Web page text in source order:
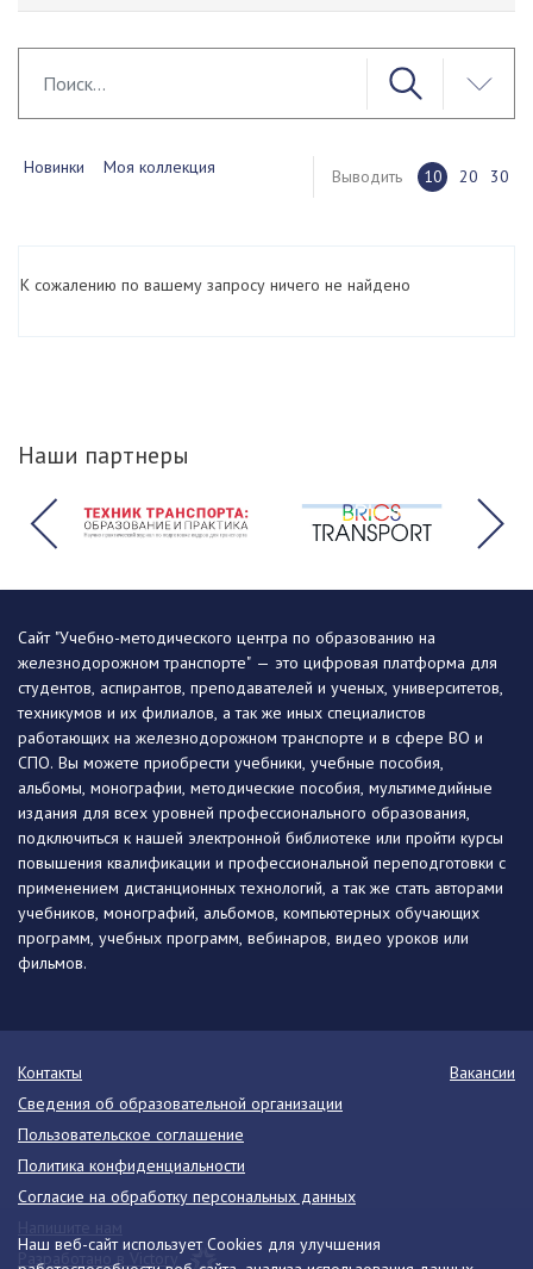
Новинки Моя коллекция Выводить 10 20 30
К сожалению по вашему запросу ничего не найдено
Наши партнеры
Наш веб-сайт использует Cookies для улучшения
Сайт "Учебно-методического центра по образованию на
железнодорожном транспорте" — это цифровая платформа для
студентов, аспирантов, преподавателей и ученых, университетов,
техникумов и их филиалов, а так же иных специалистов
работающих на железнодорожном транспорте и в сфере ВО и
СПО. Вы можете приобрести учебники, учебные пособия,
альбомы, монографии, методические пособия, мультимедийные
издания для всех уровней профессионального образования,
подключиться к нашей электронной библиотеке или пройти курсы
повышения квалификации и профессиональной переподготовки с
применением дистанционных технологий, а так же стать авторами
учебников, монографий, альбомов, компьютерных обучающих
программ, учебных программ, вебинаров, видео уроков или
фильмов.
Контакты
Вакансии
Сведения об образовательной организации
Пользовательское соглашение
Политика конфиденциальности
Согласие на обработку персональных данных
Разработано в Victory